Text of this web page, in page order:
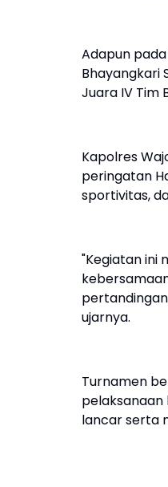
Adapun
Bhayangkari
Juara IV Tim
Kapolres
peringatan
sportivitas,
"Kegiatan ini
ujarnya.
Turnamen
lancar serta